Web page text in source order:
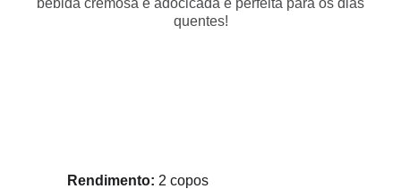
bebida cremosa e adocicada é perfeita para os dias
quentes!
Rendimento: 2 copos